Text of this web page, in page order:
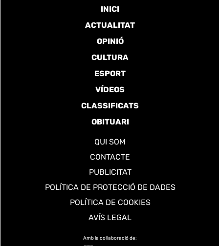
INICI
ACTUALITAT
OPINIÓ
CULTURA
ESPORT
VÍDEOS
CLASSIFICATS
OBITUARI
QUI SOM
CONTACTE
PUBLICITAT
POLÍTICA DE PROTECCIÓ DE DADES
POLÍTICA DE COOKIES
AVÍS LEGAL
Amb la col·laboració de: